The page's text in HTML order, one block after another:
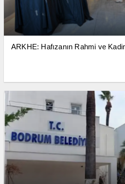
ARKHE: Hafızanın Rahmi ve